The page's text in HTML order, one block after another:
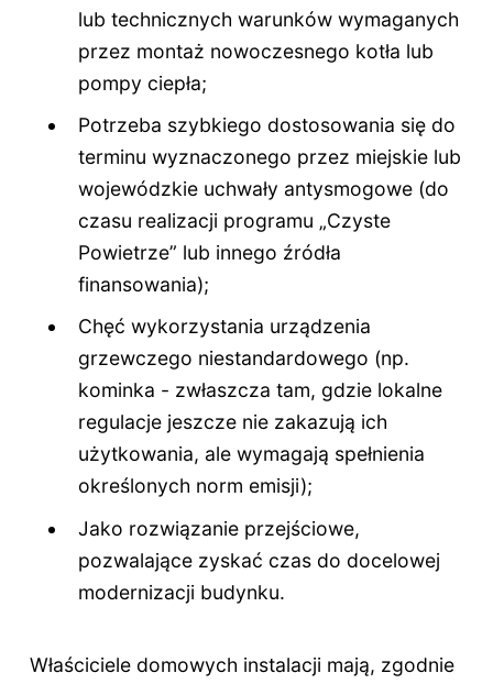
lub technicznych warunków wymaganych
przez montaż nowoczesnego kotła lub
pompy ciepła;
Potrzeba szybkiego dostosowania się do
terminu wyznaczonego przez miejskie lub
wojewódzkie uchwały antysmogowe (do
czasu realizacji programu „Czyste
Powietrze” lub innego źródła
finansowania);
Chęć wykorzystania urządzenia
grzewczego niestandardowego (np.
kominka - zwłaszcza tam, gdzie lokalne
regulacje jeszcze nie zakazują ich
użytkowania, ale wymagają spełnienia
określonych norm emisji);
Jako rozwiązanie przejściowe,
pozwalające zyskać czas do docelowej
modernizacji budynku.
Właściciele domowych instalacji mają, zgodnie